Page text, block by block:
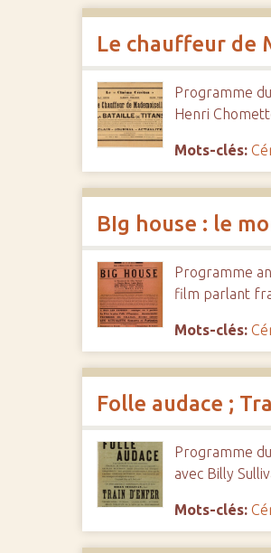
Le chauffeur de
Programme
Henri
Mots-clés:
BIg house : le
Programme
film parlant
Mots-clés:
Folle audace ;
Programme
avec Billy
Mots-clés: